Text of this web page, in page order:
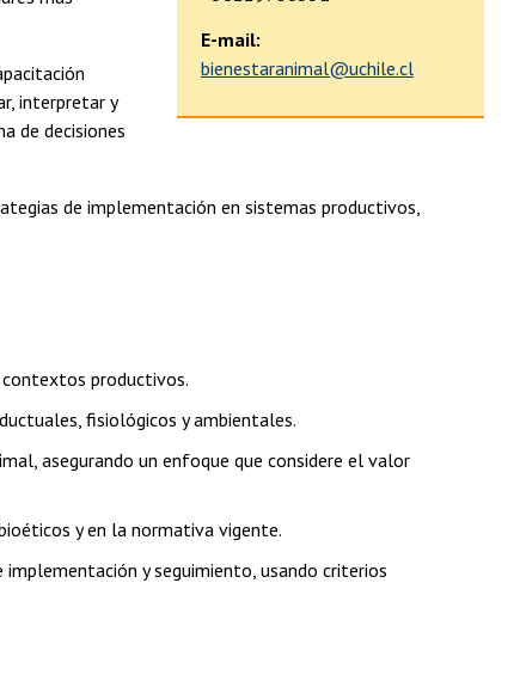
E-mail:
bienestaranimal@uchile.cl
interpretar y
de decisiones
de implementación en sistemas productivos,
contextos productivos.
fisiológicos y ambientales.
asegurando un enfoque que considere el valor
y en la normativa vigente.
y seguimiento, usando criterios